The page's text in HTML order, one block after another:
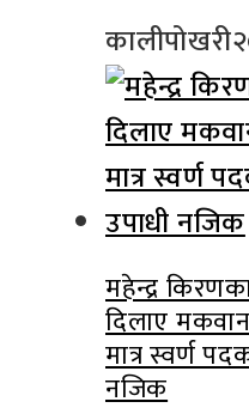
कालीपोखरी
महेन्द्र
दिलाए
मात्र स्वर्ण
नजिक